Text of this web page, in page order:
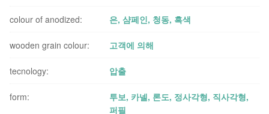
colour of anodized: 은, 샴페인, 청동, 흑색
wooden grain colour: 고객에 의해
tecnology: 압출
form:
투보, 카넬, 론도, 정사각형, 직사각형,
퍼필